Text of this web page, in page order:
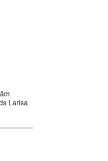
Larisa